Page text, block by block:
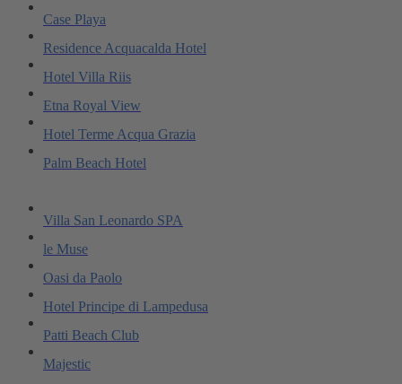
Case Playa
Residence Acquacalda Hotel
Hotel Villa Riis
Etna Royal View
Hotel Terme Acqua Grazia
Palm Beach Hotel
Villa San Leonardo SPA
le Muse
Oasi da Paolo
Hotel Principe di Lampedusa
Patti Beach Club
Majestic